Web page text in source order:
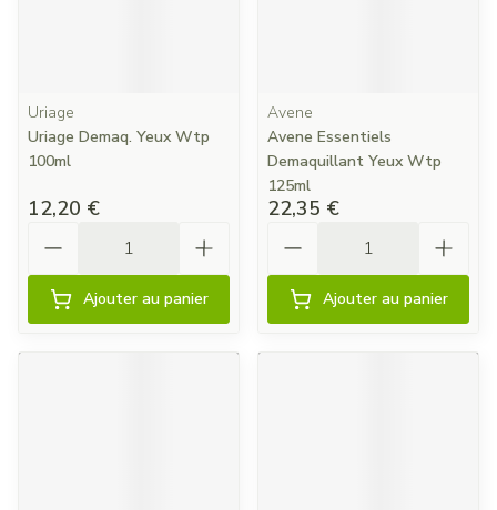
Uriage
Uriage Demaq. Yeux Wtp
100ml
12,20 €
Ajouter au panier
Avene
Avene Essentiels
Demaquillant Yeux Wtp
125ml
22,35 €
Ajouter au panier